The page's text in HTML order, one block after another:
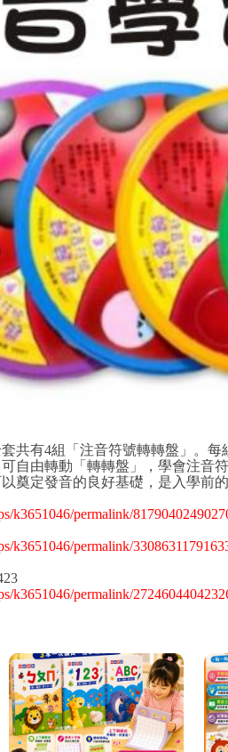
共有4組「注音符號轉轉盤」。
自由轉動「轉轉盤」，學會注音
奠定發音的良好基礎，是入學前
k3651046/permalink/
k3651046/permalink/
k3651046/permalink/